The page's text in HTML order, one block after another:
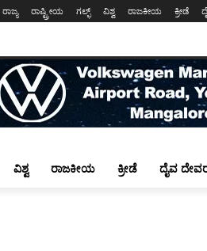
ರಾಜ್ಯ ರಾಷ್ಟ್ರೀಯ ಗಲ್ಫ್ ವಿಶ್ವ ರಾಜಕೀಯ ಕ್ರೀಡೆ
ವಿಶ್ವ ರಾಜಕೀಯ ಕ್ರೀಡೆ ದೈವ